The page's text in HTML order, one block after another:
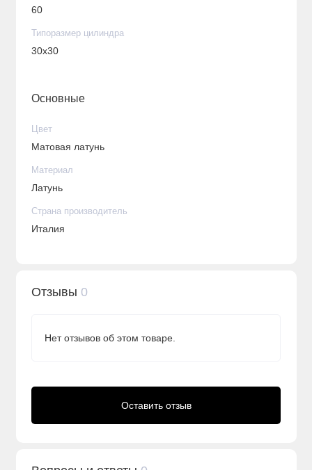
60
Типоразмер цилиндра
30x30
Основные
Цвет
Матовая латунь
Материал
Латунь
Страна производитель
Италия
Отзывы 0
Нет отзывов об этом товаре.
Оставить отзыв